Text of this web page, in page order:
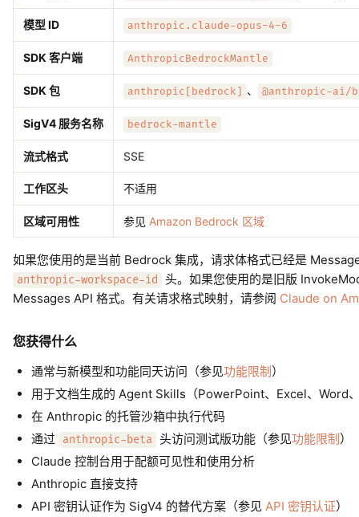
模型 ID anthropic.claude-opus-4-6
SDK 客户端 AnthropicBedrockMantle
SDK 包 anthropic[bedrock] 、 @anthropic-ai/
SigV4 服务名称 bedrock-mantle
流式格式 SSE
工作区头 不适用
区域可用性 参见 Amazon Bedrock 区域
如果您使用的是当前 Bedrock 集成，请求体格式已经是
anthropic-workspace-id
头。如果您使用的是旧版
Messages API 格式。有关请求格式映射，请参阅 Claude on
您获得什么
通常与新模型和功能同天访问（参见功能限制）
用于文档生成的 Agent Skills（PowerPoint、Excel、Word
在 Anthropic 的托管沙箱中执行代码
通过
anthropic-beta 头访问测试版功能（参见功能限制）
Claude 控制台用于配额可见性和使用分析
Anthropic 直接支持
API 密钥认证作为 SigV4 的替代方案（参见 API 密钥认证）